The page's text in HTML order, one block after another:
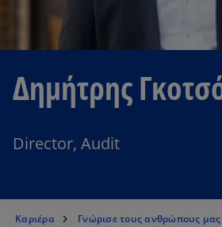
Δημήτρης
Director, Audit
Καριέρα
Γνώρισε τους ανθρώπους μας